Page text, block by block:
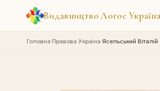
Видавництво Логос Україна
Головна›Правова Україна›Ясельський